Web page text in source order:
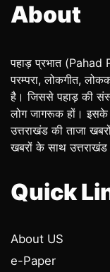
About
पहाड़ प्रभात (Pahad
परम्परा, लोकगीत,
है। जिससे पहाड़ की
लोग जागरूक हों। इसके
उत्तराखंड की ताजा
खबरों के साथ
Quick
About US
e-Paper